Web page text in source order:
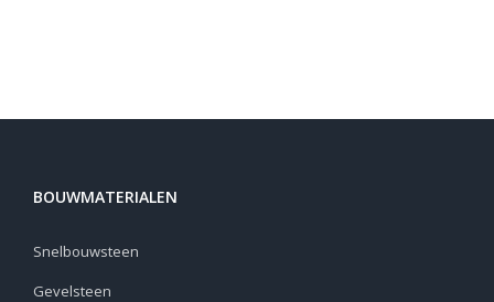
BOUWMATERIALEN
Snelbouwsteen
Gevelsteen